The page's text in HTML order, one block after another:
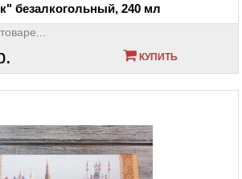
безалкогольный, 240 мл
КУПИТЬ